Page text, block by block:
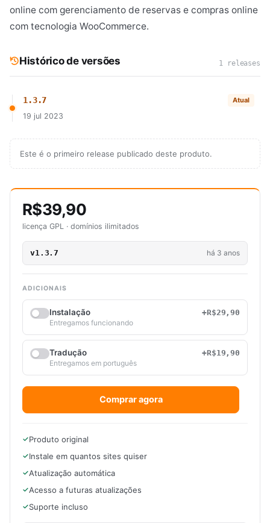
online com gerenciamento de reservas e compras online
com tecnologia WooCommerce.
Histórico de versões 1 releases
1.3.7 Atual
19 jul 2023
Este é o primeiro release publicado deste produto.
R$39,90
licença GPL · domínios ilimitados
v1.3.7 há 3 anos
ADICIONAIS
Instalação
+R$29,90
Entregamos funcionando
Tradução
+R$19,90
Entregamos em português
Comprar agora
Produto original
Instale em quantos sites quiser
Atualização automática
Acesso a futuras atualizações
Suporte incluso